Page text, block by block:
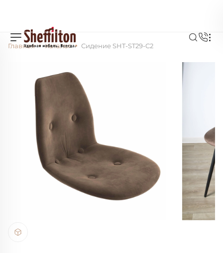
Главная Каталог Сидение SHT-ST29-C2